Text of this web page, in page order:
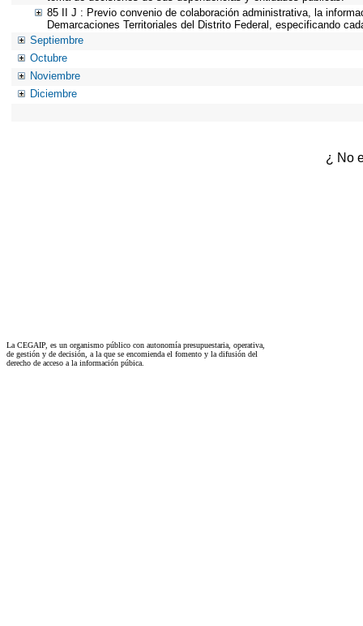
85 II J : Previo convenio de colaboración administrativa, la
Demarcaciones Territoriales del Distrito Federal, especificando
Septiembre
Octubre
Noviembre
Diciembre
¿ No
La CEGAIP, es un organismo público con autonomía presupuestaria, operativa,
de gestión y de decisión, a la que se encomienda el fomento y la difusión del
derecho de acceso a la información púbica.